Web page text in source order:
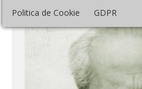
Politica de Cookie GDPR